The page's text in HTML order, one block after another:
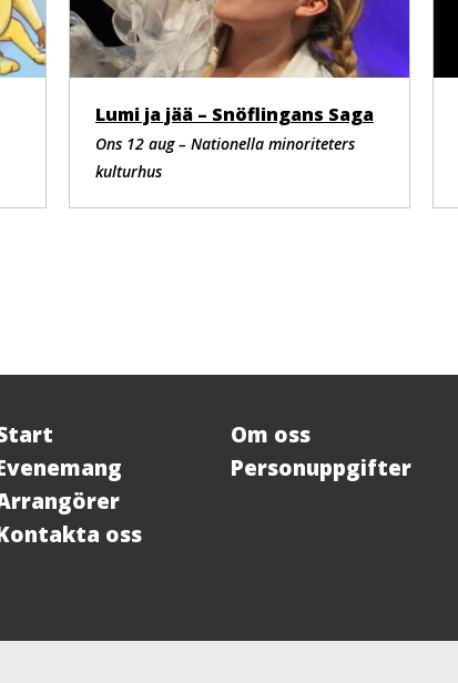
Lumi ja jää – Snöflingans Saga
Ons 12 aug – Nationella minoriteters
kulturhus
oss
Om oss
Personuppgifter